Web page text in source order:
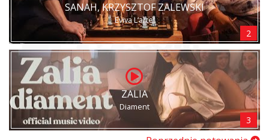
SANAH, KRZYSZTOF ZALEWSKI
Eviva L’arte!
2
ZALIA
Diament
3